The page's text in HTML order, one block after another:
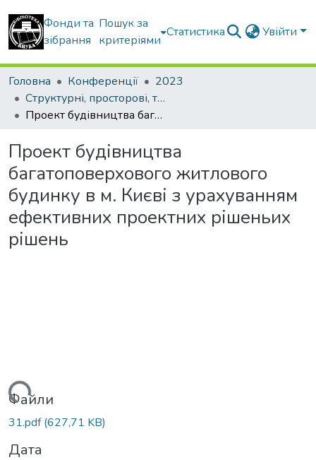
Фонди та
зібрання
Пошук за
критеріями
Статистика Увійти
Головна Конференції
2023
Структурні, просторові, технічні та організаційноекономічні чинники інноваційного розвитку будівельної галузі України в сучасних умовах
Проект будівництва багатоповерхового житлового будинку в м. Києві з урахуванням ефективних проектних рішеньих рішень
Проект будівництва
багатоповерхового житлового
будинку в м. Києві з урахуванням
ефективних проектних рішеньих
рішень
Файли
31.pdf(627,71 KB)
Дата